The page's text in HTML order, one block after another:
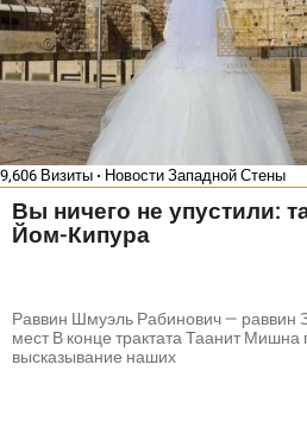
9,606 Визиты Новости Западной Стены
Вы ничего не упустили:
Йом-Кипура
Раввин Шмуэль Рабинович — раввин
мест В конце трактата Таанит Мишна
высказывание наших